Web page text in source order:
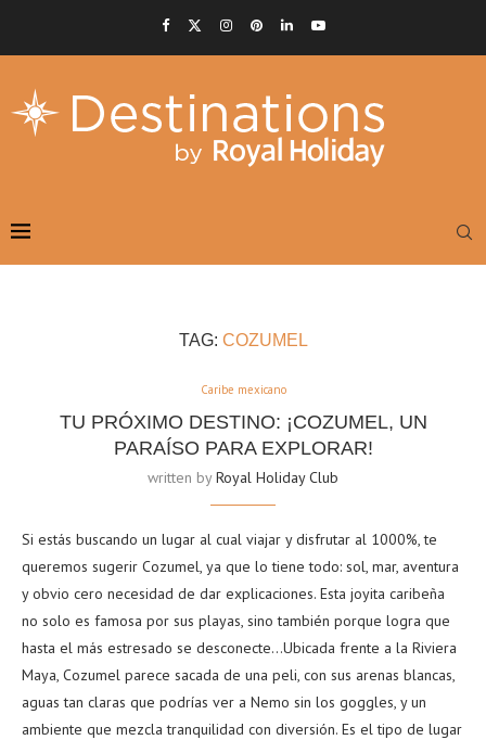
TAG: COZUMEL
Caribe mexicano
TU PRÓXIMO DESTINO: ¡COZUMEL, UN
PARAÍSO PARA EXPLORAR!
written byRoyal Holiday Club
Si estás buscando un lugar al cual viajar y disfrutar al 1000%, te
queremos sugerir Cozumel, ya que lo tiene todo: sol, mar, aventura
y obvio cero necesidad de dar explicaciones. Esta joyita caribeña
no solo es famosa por sus playas, sino también porque logra que
hasta el más estresado se desconecte…Ubicada frente a la Riviera
Maya, Cozumel parece sacada de una peli, con sus arenas blancas,
aguas tan claras que podrías ver a Nemo sin los goggles, y un
ambiente que mezcla tranquilidad con diversión. Es el tipo de lugar